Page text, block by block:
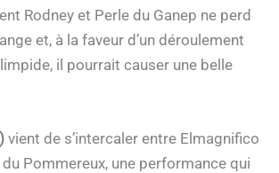
Rodney et Perle du Ganep ne perd
et, à la faveur d’un déroulement
il pourrait causer une belle
vient de s’intercaler entre Elmagnifico
Pommereux, une performance qui